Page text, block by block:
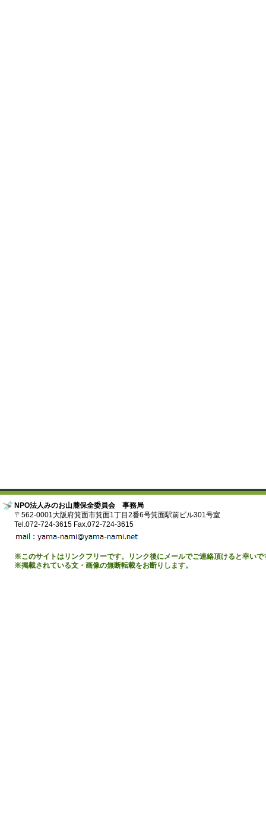
NPO法人みのお山麓保全委員会 事務局
〒562-0001大阪府箕面市箕面1丁目2番6号箕面駅前ビル301号室
Tel.072-724-3615 Fax.072-724-3615
※このサイトはリンクフリーです。リンク後にメールでご連絡頂けると幸いで
※掲載されている文・画像の無断転載をお断りします。